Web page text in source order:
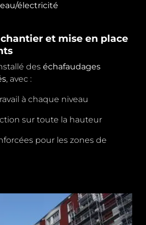
électricité
et mise en place
des échafaudages
, avec :
à chaque niveau
sur toute la hauteur
pour les zones de